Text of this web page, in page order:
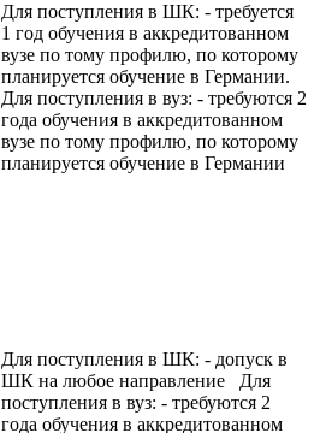
Для поступления в ШК: - требуется
1 год обучения в аккредитованном
вузе по тому профилю, по которому
планируется обучение в Германии.
Для поступления в вуз: - требуются 2
года обучения в аккредитованном
вузе по тому профилю, по которому
планируется обучение в Германии
Для поступления в ШК: - допуск в
ШК на любое направление Для
поступления в вуз: - требуются 2
года обучения в аккредитованном